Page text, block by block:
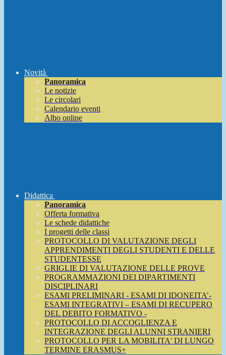
Novità
Panoramica
Le notizie
Le circolari
Calendario eventi
Albo online
Didattica
Panoramica
Offerta formativa
Le schede didattiche
I progetti delle classi
PROTOCOLLO DI VALUTAZIONE DEGLI
APPRENDIMENTI DEGLI STUDENTI E DELLE
STUDENTESSE
GRIGLIE DI VALUTAZIONE DELLE PROVE
PROGRAMMAZIONI DEI DIPARTIMENTI
DISCIPLINARI
ESAMI PRELIMINARI - ESAMI DI IDONEITA’-
ESAMI INTEGRATIVI – ESAMI DI RECUPERO
DEL DEBITO FORMATIVO -
PROTOCOLLO DI ACCOGLIENZA E
INTEGRAZIONE DEGLI ALUNNI STRANIERI
PROTOCOLLO PER LA MOBILITA' DI LUNGO
TERMINE ERASMUS+